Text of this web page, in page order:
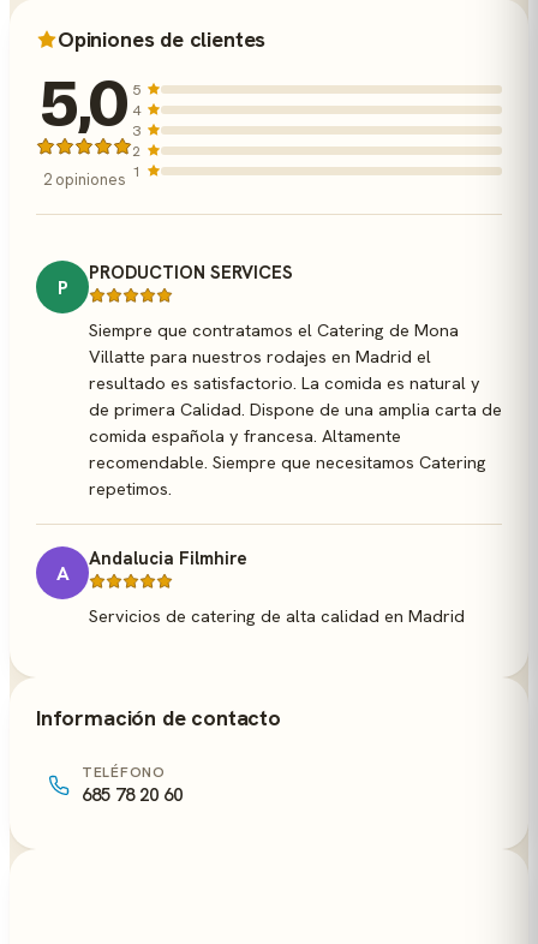
Opiniones de clientes
5,0
2 opiniones
5
4
3
2
1
P
PRODUCTION SERVICES
Siempre que contratamos el Catering de Mona
Villatte para nuestros rodajes en Madrid el
resultado es satisfactorio. La comida es natural y
de primera Calidad. Dispone de una amplia carta de
comida española y francesa. Altamente
recomendable. Siempre que necesitamos Catering
repetimos.
A
Andalucia Filmhire
Servicios de catering de alta calidad en Madrid
Información de contacto
TELÉFONO
685 78 20 60